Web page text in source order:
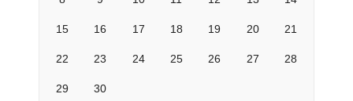
15 16 17 18 19 20 21
22 23 24 25 26 27 28
29 30